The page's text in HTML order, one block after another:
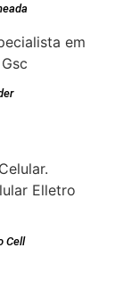
Cell